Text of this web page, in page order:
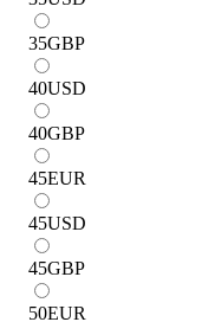
35GBP
40USD
40GBP
45EUR
45USD
45GBP
50EUR